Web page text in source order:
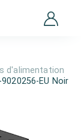
d'alimentation
EU Noir